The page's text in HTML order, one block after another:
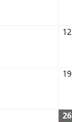
12
19
26